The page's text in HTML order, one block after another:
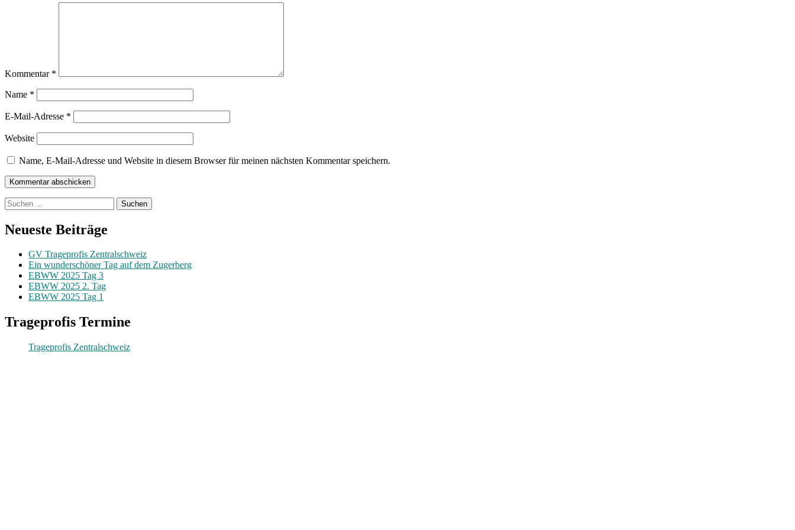
Kommentar *
Name *
E-Mail-Adresse *
Website
Name, E-Mail-Adresse und Website in diesem Browser für meinen nächsten Kommentar speichern.
Suchen
nach:
Neueste Beiträge
GV Trageprofis Zentralschweiz
Ein wunderschöner Tag auf dem Zugerberg
EBWW 2025 Tag 3
EBWW 2025 2. Tag
EBWW 2025 Tag 1
Trageprofis Termine
Trageprofis Zentralschweiz